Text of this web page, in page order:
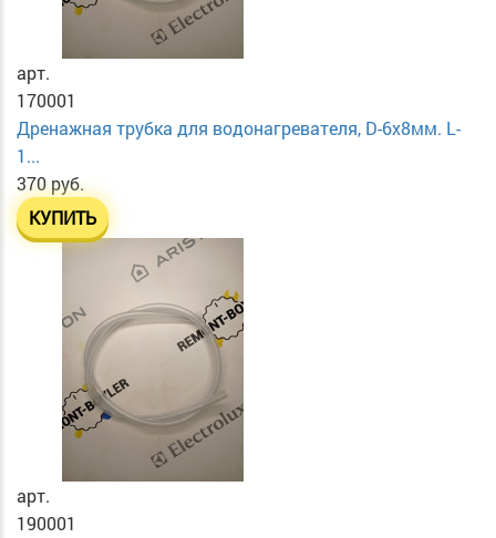
арт.
170001
Дренажная трубка для водонагревателя, D-6х8мм. L-
1...
370 руб.
КУПИТЬ
арт.
190001